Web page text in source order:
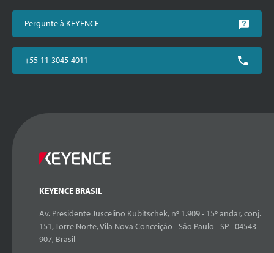
Pergunte à KEYENCE
+55-11-3045-4011
KEYENCE BRASIL
Av. Presidente Juscelino Kubitschek, nº 1.909 - 15º andar, conj.
151, Torre Norte, Vila Nova Conceição - São Paulo - SP - 04543-
907, Brasil